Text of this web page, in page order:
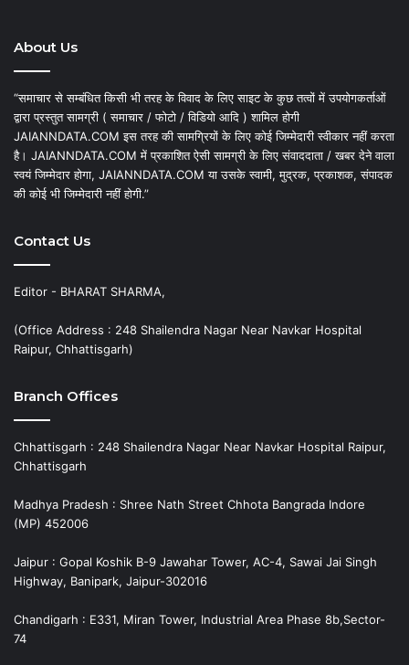
About Us
“समाचार से सम्बंधित किसी भी तरह के विवाद के लिए साइट के कुछ तत्वों में उपयोगकर्ताओं
द्वारा प्रस्तुत सामग्री ( समाचार / फोटो / विडियो आदि ) शामिल होगी
JAIANNDATA.COM इस तरह की सामग्रियों के लिए कोई जिम्मेदारी स्वीकार नहीं करता
है। JAIANNDATA.COM में प्रकाशित ऐसी सामग्री के लिए संवाददाता / खबर देने वाला
स्वयं जिम्मेदार होगा, JAIANNDATA.COM या उसके स्वामी, मुद्रक, प्रकाशक, संपादक
की कोई भी जिम्मेदारी नहीं होगी.”
Contact Us
Editor - BHARAT SHARMA,
(Office Address : 248 Shailendra Nagar Near Navkar Hospital
Raipur, Chhattisgarh)
Branch Offices
Chhattisgarh : 248 Shailendra Nagar Near Navkar Hospital Raipur,
Chhattisgarh
Madhya Pradesh : Shree Nath Street Chhota Bangrada Indore
(MP) 452006
Jaipur : Gopal Koshik B-9 Jawahar Tower, AC-4, Sawai Jai Singh
Highway, Banipark, Jaipur-302016
Chandigarh : E331, Miran Tower, Industrial Area Phase 8b,Sector-
74